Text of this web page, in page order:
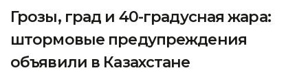
Грозы, град и 40-градусная жара:
штормовые предупреждения
объявили в Казахстане